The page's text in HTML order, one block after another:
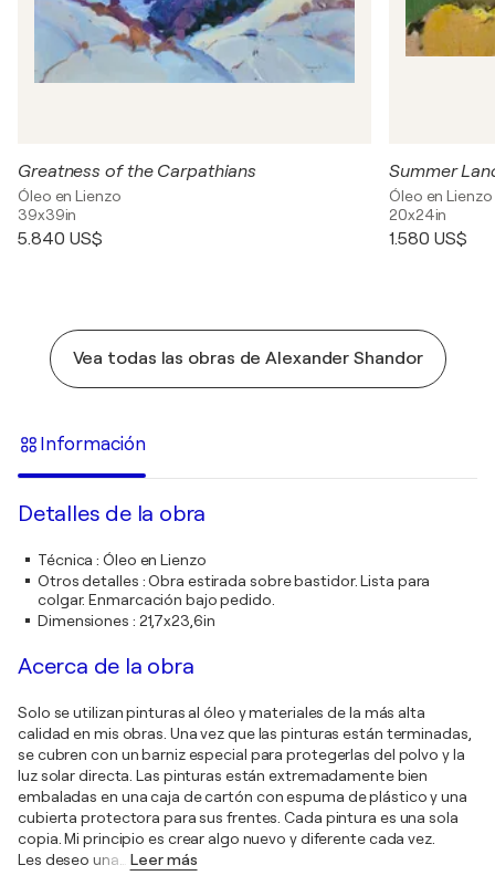
Greatness of the Carpathians
Óleo en Lienzo
39x39in
5.840 US$
Summer
Óleo en Lienzo
20x24in
1.580 US$
Vea todas las obras de Alexander Shandor
Información
Detalles de la obra
Técnica :Óleo en Lienzo
Otros detalles :Obra estirada sobre bastidor. Lista para
colgar. Enmarcación bajo pedido.
Dimensiones : 21,7x23,6in
Acerca de la obra
Solo se utilizan pinturas al óleo y materiales de la más alta
calidad en mis obras. Una vez que las pinturas están terminadas,
se cubren con un barniz especial para protegerlas del polvo y la
luz solar directa. Las pinturas están extremadamente bien
embaladas en una caja de cartón con espuma de plástico y una
cubierta protectora para sus frentes. Cada pintura es una sola
copia. Mi principio es crear algo nuevo y diferente cada vez.
Les deseo una
Leer más